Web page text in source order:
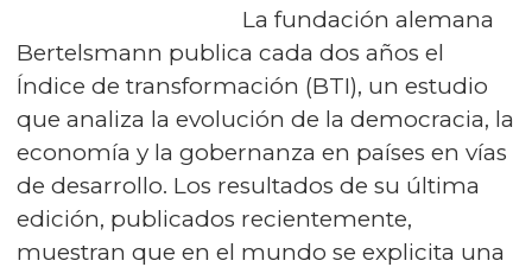
La fundación alemana
Bertelsmann publica cada dos años el
Índice de transformación (BTI), un estudio
que analiza la evolución de la democracia, la
economía y la gobernanza en países en vías
de desarrollo. Los resultados de su última
edición, publicados recientemente,
muestran que en el mundo se explicita una